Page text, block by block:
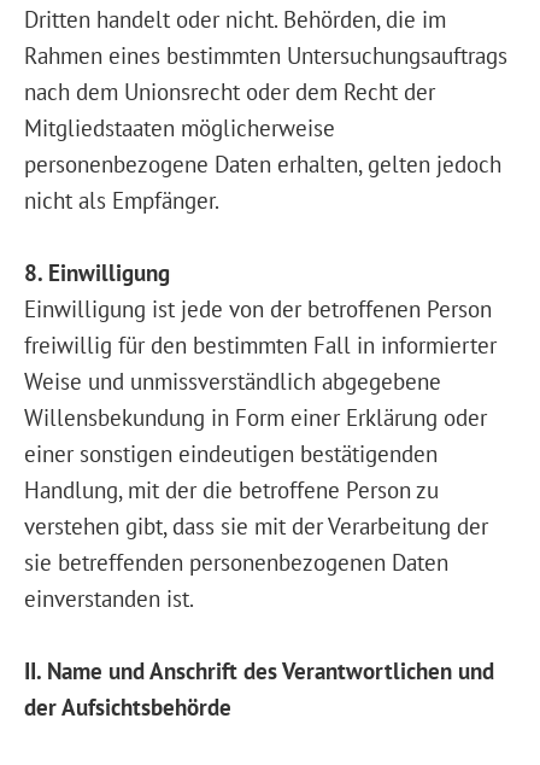
Dritten handelt oder nicht. Behörden, die im
Rahmen eines bestimmten Untersuchungsauftrags
nach dem Unionsrecht oder dem Recht der
Mitgliedstaaten möglicherweise
personenbezogene Daten erhalten, gelten jedoch
nicht als Empfänger.
8. Einwilligung
Einwilligung ist jede von der betroffenen Person
freiwillig für den bestimmten Fall in informierter
Weise und unmissverständlich abgegebene
Willensbekundung in Form einer Erklärung oder
einer sonstigen eindeutigen bestätigenden
Handlung, mit der die betroffene Person zu
verstehen gibt, dass sie mit der Verarbeitung der
sie betreffenden personenbezogenen Daten
einverstanden ist.
II. Name und Anschrift des Verantwortlichen und
der Aufsichtsbehörde